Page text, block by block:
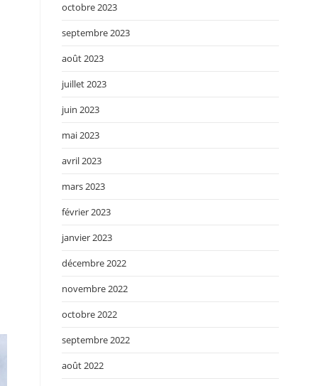
octobre 2023
septembre 2023
août 2023
juillet 2023
juin 2023
mai 2023
avril 2023
mars 2023
février 2023
janvier 2023
décembre 2022
novembre 2022
octobre 2022
septembre 2022
août 2022